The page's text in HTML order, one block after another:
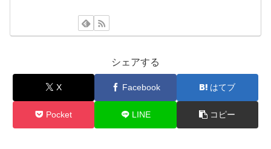
シェアする
X Facebook はてブ
Pocket LINE コピー